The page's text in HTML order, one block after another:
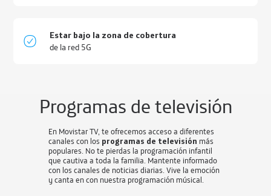
Estar bajo la zona de cobertura
de la red 5G
Programas de televisión
En Movistar TV, te ofrecemos acceso a diferentes
canales con los programas de televisión más
populares. No te pierdas la programación infantil
que cautiva a toda la familia. Mantente informado
con los canales de noticias diarias. Vive la emoción
y canta en con nuestra programación músical.